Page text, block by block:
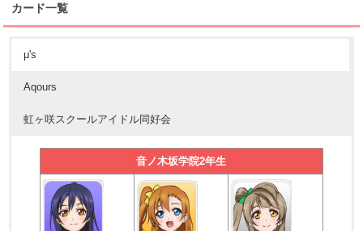
カード一覧
μ's
Aqours
虹ヶ咲スクールアイドル同好会
音ノ木坂学院2年生